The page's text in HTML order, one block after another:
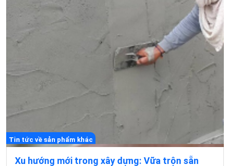
Tin tức về sản phẩm khác
Xu hướng mới trong xây dựng: Vữa trộn sẵn